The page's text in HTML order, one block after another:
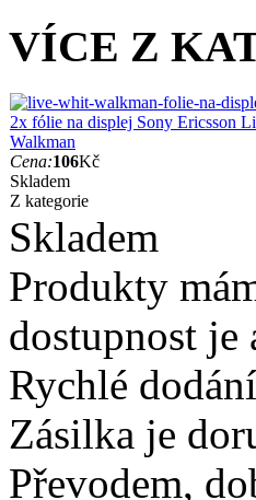
VÍCE Z
2x fólie na displej Sony Ericsson
Walkman
Cena:106Kč
Skladem
Z kategorie
Skladem
Produkty
dostupnost je
Rychlé dodání
Zásilka je
Převodem,